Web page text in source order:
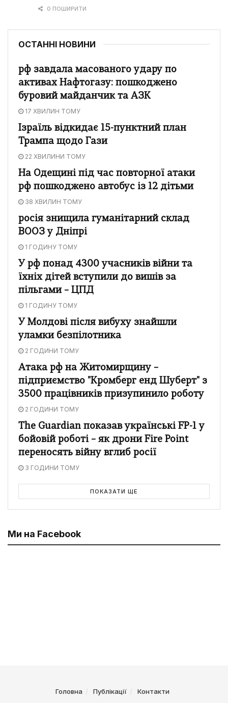
0 ПОШИРИТИ
ОСТАННІ НОВИНИ
рф завдала масованого удару по
активах Нафтогазу: пошкоджено
буровий майданчик та АЗК
17 ХВИЛИН ТОМУ
Ізраїль відкидає 15-пунктний план
Трампа щодо Гази
22 ХВИЛИНИ ТОМУ
На Одещині під час повторної атаки
рф пошкоджено автобус із 12 дітьми
38 ХВИЛИН ТОМУ
росія знищила гуманітарний склад
ВООЗ у Дніпрі
1 ГОДИНУ ТОМУ
У рф понад 4300 учасників війни та
їхніх дітей вступили до вишів за
пільгами – ЦПД
1 ГОДИНУ ТОМУ
У Молдові після вибуху знайшли
уламки безпілотника
2 ГОДИНИ ТОМУ
Атака рф на Житомирщину –
підприємство "Кромберг енд Шуберт" з
3500 працівників призупинило роботу
2 ГОДИНИ ТОМУ
The Guardian показав українські FP-1 у
бойовій роботі – як дрони Fire Point
переносять війну вглиб росії
3 ГОДИНИ ТОМУ
ПОКАЗАТИ ЩЕ
Ми на Facebook
Головна Публікації Контакти